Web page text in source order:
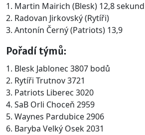
1. Martin Mairich (Blesk) 12,8 sekund
2. Radovan Jirkovský (Rytíři)
3. Antonín Černý (Patriots) 13,9
Pořadí týmů:
1. Blesk Jablonec 3807 bodů
2. Rytíři Trutnov 3721
3. Patriots Liberec 3020
4. SaB Orli Choceň 2959
5. Waynes Pardubice 2906
6. Baryba Velký Osek 2031